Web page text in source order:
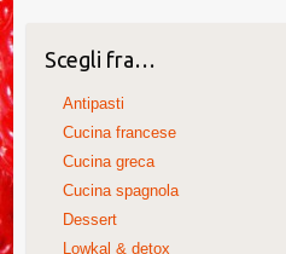
Scegli fra…
Antipasti
Cucina francese
Cucina greca
Cucina spagnola
Dessert
Lowkal & detox